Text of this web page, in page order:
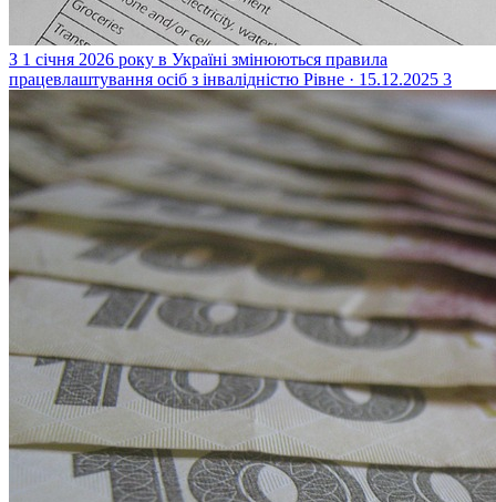
З 1 січня 2026 року в Україні змінюються правила
працевлаштування осіб з інвалідністю Рівне · 15.12.2025 3